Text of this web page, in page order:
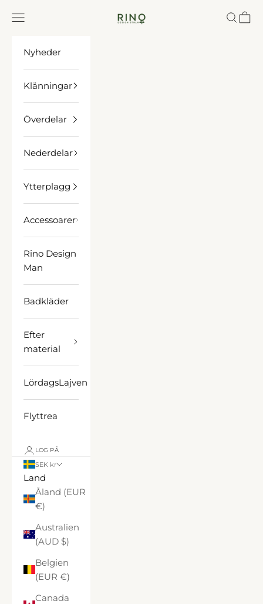
Rino Design Sthlm
Menu Søg
Nyheder
Klänningar
Överdelar
Nederdelar
Ytterplagg
Accessoarer
Rino Design
Man
Badkläder
Efter
material
LördagsLajven
Flyttrea
LOG PÅ
SEK kr
Land
Åland (EUR
€)
Australien
(AUD $)
Belgien
(EUR €)
Canada